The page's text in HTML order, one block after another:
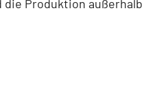
die Produktion